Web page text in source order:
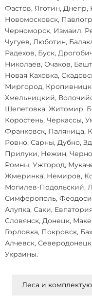
Фастов, Яготин,
Новомосковск,
Черноморск, Измаил,
Чугуев, Люботин,
Радехов, Буск,
Николаев, Очаков,
Новая Каховка,
Миргород,
Хмельницкий,
Шепетовка, Житомир,
Коростень, Черкассы,
Франковск, Паляница,
Ровно, Сарны, Дубно,
Прилуки, Нежин,
Ромны, Ужгород,
Жмеринка, Немиров,
Могилев-Подольский,
Симферополь,
Алупка, Саки,
Словянск, Донецк,
Горловка, Покровск,
Алчевск,
Украины.
Леса и